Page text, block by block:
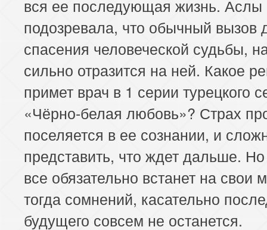
вся ее последующая жизнь. Аслы
подозревала, что обычный вызов
спасения человеческой судьбы,
сильно отразится на ней. Какое
примет врач в 1 серии турецкого
«Чёрно-белая любовь»? Страх
поселяется в ее сознании, и
представить, что ждет дальше.
все обязательно встанет на свои
тогда сомнений, касательно
будущего совсем не останется.